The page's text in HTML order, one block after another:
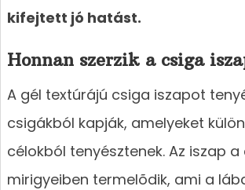
kifejtett jó hatást.
Honnan szerzik a csiga
A gél textúrájú csiga iszapot
csigákból kapják, amelyeket
célokból tenyésztenek. Az iszap a
mirigyeiben termelõdik, ami a